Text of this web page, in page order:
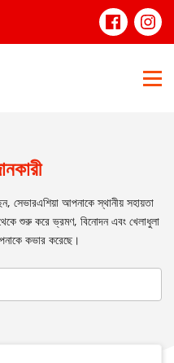
সেভারএশিয়া আপনাকে স্থানীয় সহায়তা
শুরু করে ভ্রমণ, বিনোদন এবং খেলাধুলা
কভার করেছে।